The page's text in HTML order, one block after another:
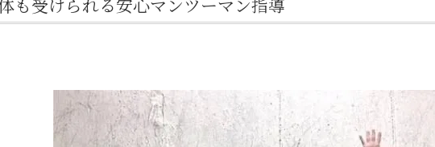
も受けられる安心マンツーマン指導